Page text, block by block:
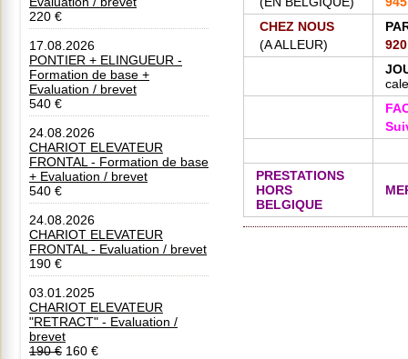
220 €
17.08.2026
PONTIER + ELINGUEUR -
Formation de base +
Evaluation / brevet
540 €
24.08.2026
CHARIOT ELEVATEUR
FRONTAL - Formation de base
+ Evaluation / brevet
540 €
24.08.2026
CHARIOT ELEVATEUR
FRONTAL - Evaluation / brevet
190 €
03.01.2025
CHARIOT ELEVATEUR
"RETRACT" - Evaluation /
brevet
190 € 160 €
CHEZ NOUS
(A ALLEUR)
PRESTATIONS
HORS
BELGIQUE